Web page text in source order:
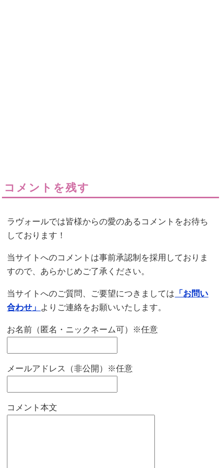
コメントを残す
ラヴォールでは皆様からの愛のあるコメントをお待ち
しております！
当サイトへのコメントは事前承認制を採用しておりま
すので、あらかじめご了承ください。
当サイトへのご質問、ご要望につきましては 「お問い
合わせ」 よりご連絡をお願いいたします。
お名前（匿名・ニックネーム可）※任意
メールアドレス（非公開）※任意
コメント本文